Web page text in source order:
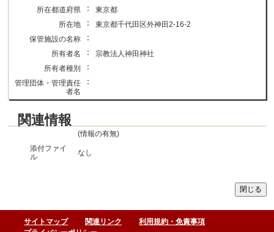
所在都道府県 ：
東京都
所在地
：
東京都千代田区外神田2-16-2
保管施設の名称
：
所有者名 ：
宗教法人神田神社
所有者種別
：
管理団体・管理責任
者名
：
関連情報
(情報の有無)
添付ファイ
ル
なし
サイトマップ 関連リンク
利用規約・免責事項